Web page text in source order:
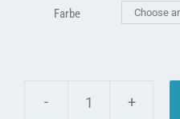
Farbe
Zusätzliche